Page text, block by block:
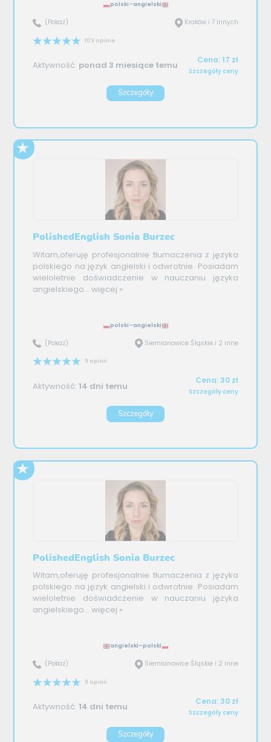
polski–angielski
(Pokaż) Kraków i 7 innych
103 opinie
Aktywność: ponad 3 miesiące temu Cena: 17 zł
Szczegóły ceny
Szczegóły
PolishedEnglish Sonia Burzec
Witam,oferuję profesjonalnie tłumaczenia z języka
polskiego na język angielski i odwrotnie. Posiadam
wieloletnie doświadczenie w nauczaniu języka
angielskiego... więcej »
polski–angielski
(Pokaż) Siemianowice Śląskie i 2 inne
9 opinii
Aktywność:14 dni temu Cena: 30 zł
Szczegóły ceny
Szczegóły
PolishedEnglish Sonia Burzec
Witam,oferuję profesjonalnie tłumaczenia z języka
polskiego na język angielski i odwrotnie. Posiadam
wieloletnie doświadczenie w nauczaniu języka
angielskiego... więcej »
angielski–polski
(Pokaż) Siemianowice Śląskie i 2 inne
9 opinii
Aktywność:14 dni temu Cena: 30 zł
Szczegóły ceny
Szczegóły